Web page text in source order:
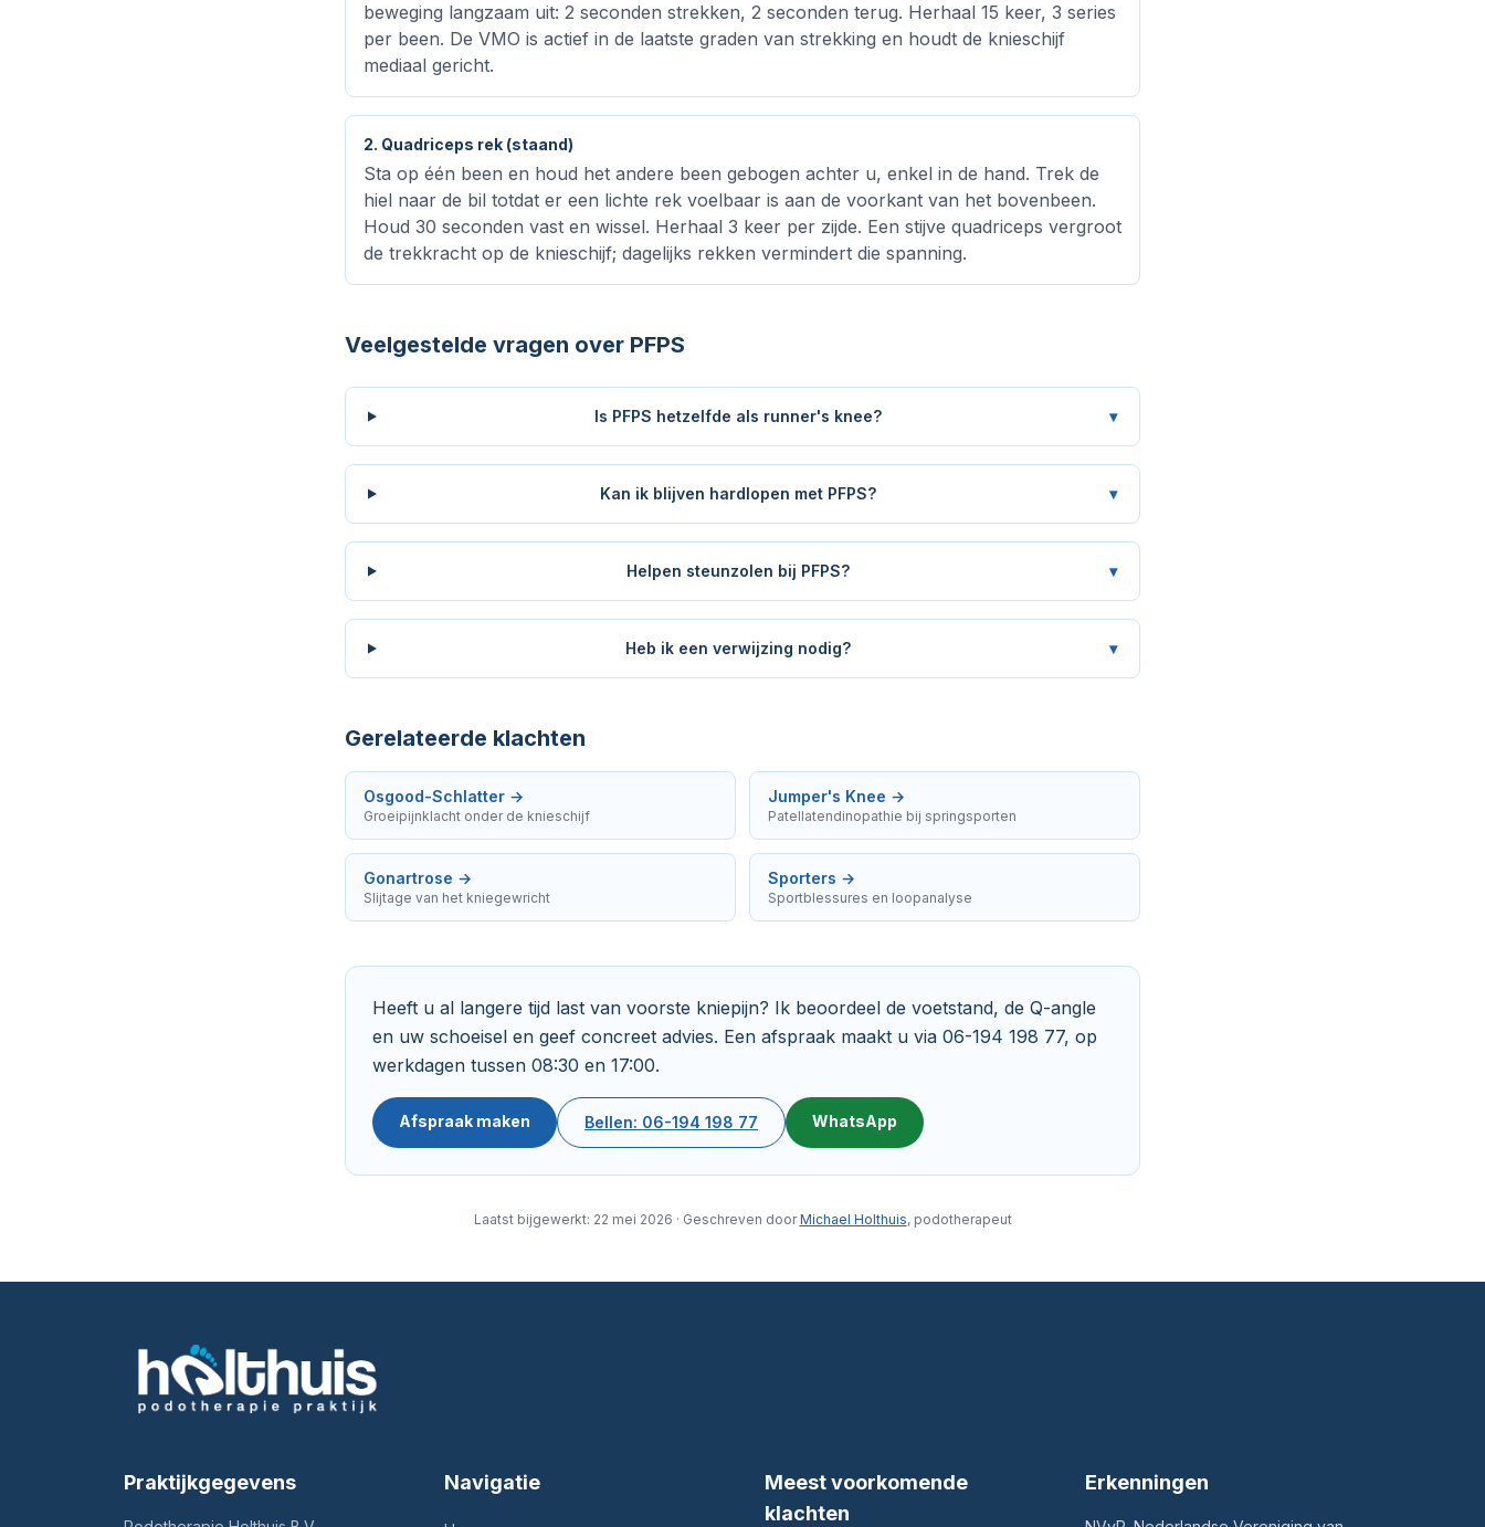
beweging langzaam uit: 2 seconden strekken, 2 seconden terug. Herhaal 15 keer, 3 series
per been. De VMO is actief in de laatste graden van strekking en houdt de knieschijf
mediaal gericht.
2. Quadriceps rek (staand)
Sta op één been en houd het andere been gebogen achter u, enkel in de hand. Trek de
hiel naar de bil totdat er een lichte rek voelbaar is aan de voorkant van het bovenbeen.
Houd 30 seconden vast en wissel. Herhaal 3 keer per zijde. Een stijve quadriceps vergroot
de trekkracht op de knieschijf; dagelijks rekken vermindert die spanning.
Veelgestelde vragen over PFPS
Is PFPS hetzelfde als runner's knee? ▾
Kan ik blijven hardlopen met PFPS? ▾
Helpen steunzolen bij PFPS? ▾
Heb ik een verwijzing nodig? ▾
Gerelateerde klachten
Osgood-Schlatter →
Groeipijnklacht onder de knieschijf
Jumper's Knee →
Patellatendinopathie bij springsporten
Gonartrose →
Slijtage van het kniegewricht
Sporters →
Sportblessures en loopanalyse
Heeft u al langere tijd last van voorste kniepijn? Ik beoordeel de voetstand, de Q-angle
en uw schoeisel en geef concreet advies. Een afspraak maakt u via 06-194 198 77, op
werkdagen tussen 08:30 en 17:00.
Afspraak maken Bellen: 06-194 198 77 WhatsApp
Laatst bijgewerkt: 22 mei 2026 · Geschreven door Michael Holthuis, podotherapeut
Praktijkgegevens Navigatie
Meest voorkomende
klachten
Erkenningen